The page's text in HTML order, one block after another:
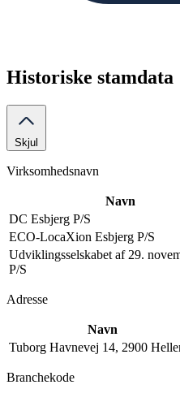
Historiske stamdata
Skjul
Virksomhedsnavn
Navn
DC Esbjerg P/S
ECO-LocaXion Esbjerg P/S
Udviklingsselskabet af 29.
P/S
Adresse
Navn
Tuborg Havnevej 14, 2900
Branchekode